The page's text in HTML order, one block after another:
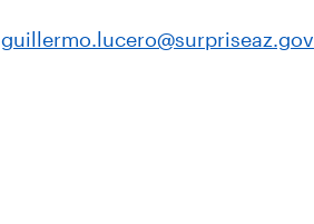
guillermo.lucero@surpriseaz.gov